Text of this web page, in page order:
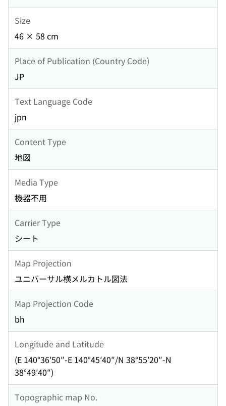
Size
46 × 58 cm
Place of Publication (Country Code)
JP
Text Language Code
jpn
Content Type
地図
Media Type
機器不用
Carrier Type
シート
Map Projection
ユニバーサル横メルカトル図法
Map Projection Code
bh
Longitude and Latitude
(E 140°36′50″-E 140°45′40″/N 38°55′20″-N
38°49′40″)
Topographic map No.